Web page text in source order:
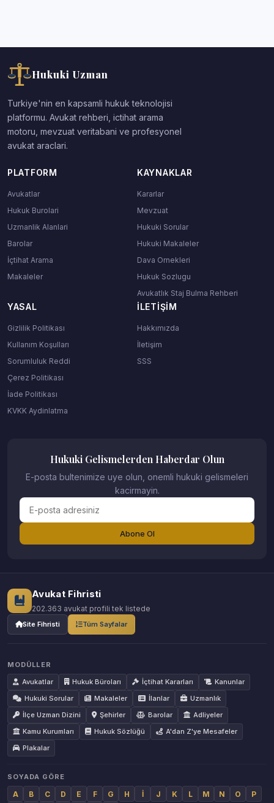
Hukuki Uzman
Turkiye'nin en kapsamli hukuk teknolojisi
platformu. Avukat rehberi, ictihat arama
motoru, mevzuat veritabani ve profesyonel
avukat araclari.
PLATFORM
Avukatlar
Hukuk Burolari
Uzmanlik Alanlari
Barolar
İçtihat Arama
Makaleler
KAYNAKLAR
Kararlar
Mevzuat
Hukuki Sorular
Hukuki Makaleler
Dava Ornekleri
Hukuk Sozlugu
Avukatlık Staj Bulma Rehberi
YASAL
Gizlilik Politikası
Kullanım Koşulları
Sorumluluk Reddi
Çerez Politikası
İade Politikası
KVKK Aydinlatma
İLETIŞIM
Hakkımızda
İletişim
SSS
Hukuki Gelismelerden Haberdar Olun
E-posta bultenimize uye olun, onemli hukuki gelismeleri
kacirmayin.
Abone Ol
Avukat Fihristi
202.363 avukat profili tek listede
Site Fihristi Tüm Sayfalar
MODÜLLER
Avukatlar
Hukuk Büroları İçtihat Kararları
Kanunlar
Hukuki Sorular
Makaleler İlanlar
Uzmanlık
İlçe Uzman Dizini
Şehirler Barolar
Adliyeler
Kamu Kurumları
Hukuk Sözlüğü
A'dan Z'ye Mesafeler
Plakalar
SOYADA GÖRE
A B C D E F G H İ J K L M N O
P